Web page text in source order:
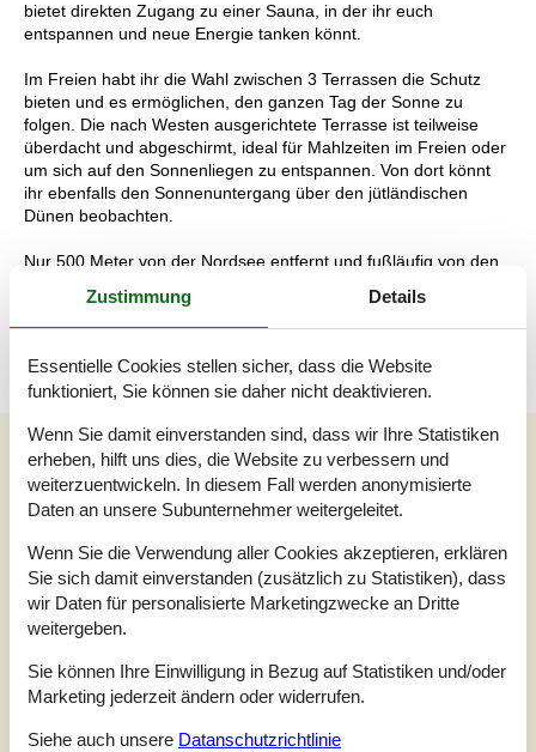
bietet direkten Zugang zu einer Sauna, in der ihr euch
entspannen und neue Energie tanken könnt.
Im Freien habt ihr die Wahl zwischen 3 Terrassen die Schutz
bieten und es ermöglichen, den ganzen Tag der Sonne zu
folgen. Die nach Westen ausgerichtete Terrasse ist teilweise
überdacht und abgeschirmt, ideal für Mahlzeiten im Freien oder
um sich auf den Sonnenliegen zu entspannen. Von dort könnt
ihr ebenfalls den Sonnenuntergang über den jütländischen
Dünen beobachten.
Nur 500 Meter von der Nordsee entfernt und fußläufig von den
Ferienhaus der ideale Ausgangspunkt für einen unvergesslichen
Urlaub in Westjütland.
Unsere Gästebewertungen
Unsere Gästebewertungen
5,0 Bezogen auf1Bewertung
5 (1)
4
3
1
Zustimmung Details
Essentielle Cookies stellen sicher, dass die Website
funktioniert, Sie können sie daher nicht deaktivieren.
Wenn Sie damit einverstanden sind, dass wir Ihre Statistiken
erheben, hilft uns dies, die Website zu verbessern und
weiterzuentwickeln. In diesem Fall werden anonymisierte
Daten an unsere Subunternehmer weitergeleitet.
Wenn Sie die Verwendung aller Cookies akzeptieren, erklären
Sie sich damit einverstanden (zusätzlich zu Statistiken), dass
wir Daten für personalisierte Marketingzwecke an Dritte
weitergeben.
Sie können Ihre Einwilligung in Bezug auf Statistiken und/oder
Marketing jederzeit ändern oder widerrufen.
Siehe auch unsere Datanschutzrichtlinie